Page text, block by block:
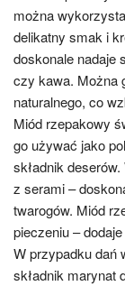
można
delikatny smak i
doskonale nadaje
czy kawa. Można
naturalnego, co
Miód rzepakowy
go używać jako
składnik
z serami –
twarogów. Miód
pieczeniu –
W przypadku dań
składnik marynat